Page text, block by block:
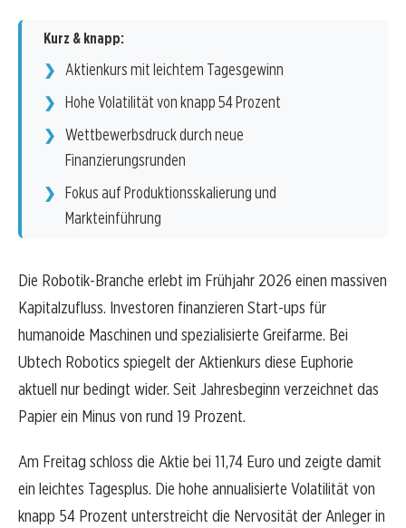
Kurz & knapp:
Aktienkurs mit leichtem Tagesgewinn
Hohe Volatilität von knapp 54 Prozent
Wettbewerbsdruck durch neue
Finanzierungsrunden
Fokus auf Produktionsskalierung und
Markteinführung
Die Robotik-Branche erlebt im Frühjahr 2026 einen massiven
Kapitalzufluss. Investoren finanzieren Start-ups für
humanoide Maschinen und spezialisierte Greifarme. Bei
Ubtech Robotics spiegelt der Aktienkurs diese Euphorie
aktuell nur bedingt wider. Seit Jahresbeginn verzeichnet das
Papier ein Minus von rund 19 Prozent.
Am Freitag schloss die Aktie bei 11,74 Euro und zeigte damit
ein leichtes Tagesplus. Die hohe annualisierte Volatilität von
knapp 54 Prozent unterstreicht die Nervosität der Anleger in